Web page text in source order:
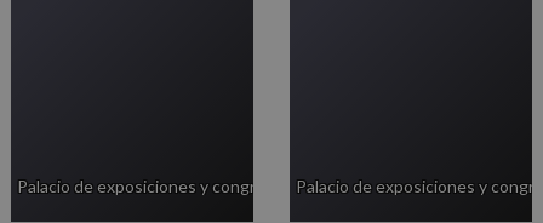
Palacio de exposiciones y congresos Palacio de exposiciones y